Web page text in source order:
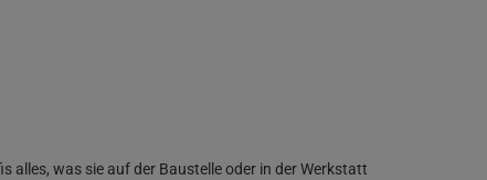
alles, was sie auf der Baustelle oder in der Werkstatt